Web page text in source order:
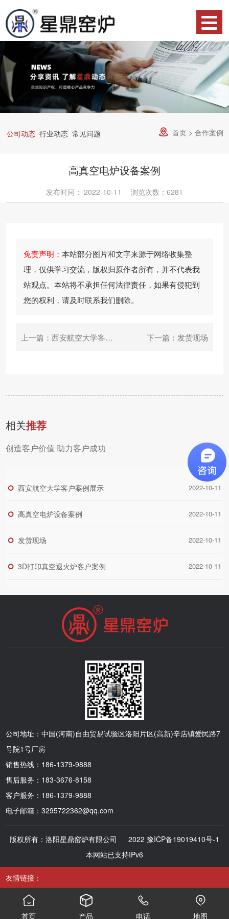
站
首
页
产
品
中
心
关
于
星
合
作
荣
流
术
联
公司动态 行业动态 常见问题  首页> 合作案例
高真空电炉设备案例
发布时间： 2022-10-11 浏览次数：6281
免责声明：本站部分图片和文字来源于网络收集整
理，仅供学习交流，版权归原作者所有，并不代表我
站观点。本站将不承担任何法律责任，如果有侵犯到
您的权利，请及时联系我们删除。
上一篇：西安航空大学客户案例展示 下一篇： 发货现场
相关推荐
创造客户价值 助力客户成功
西安航空大学客户案例展示 2022-10-11
高真空电炉设备案例 2022-10-11
发货现场 2022-10-11
3D打印真空退火炉客户案例 2022-10-11
公司地址：中国(河南)自由贸易试验区洛阳片区(高新)辛店镇爱民路7
号院1号厂房
销售热线：186-1379-9888
售后服务：183-3676-8158
客户服务：186-1379-9888
电子邮箱：3295722362@qq.com
版权所有：洛阳星鼎窑炉有限公司 2022 豫ICP备19019410号-1
本网站已支持IPv6
友情链接：

首页

产品

电话

地图